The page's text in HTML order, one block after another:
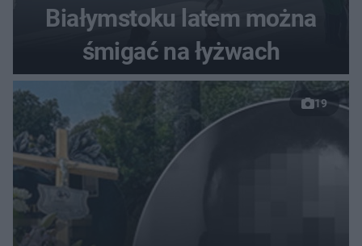
Białymstoku latem można
śmigać na łyżwach
19